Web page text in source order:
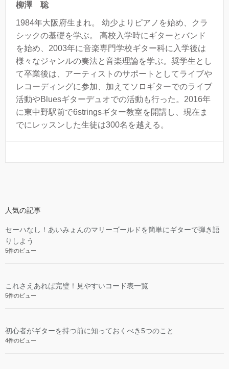
柳澤 聡
1984年大阪府生まれ。 幼少よりピアノを始め、クラ
シックの基礎を学ぶ。 高校入学時にギターとバンド
を始め、2003年に音楽専門学校ギター科に入学後は
様々なジャンルの奏法と音楽理論を学ぶ。奨学生とし
て卒業後は、アーティストのサポートとしてライブや
レコーディングに参加、加えてソロギターでのライブ
活動やBluesギターデュオでの活動も行った。2016年
に東中野駅前で6stringsギター教室を開講し、現在ま
でにレッスンした生徒は300名を越える。
人気の記事
セーハなし！あいみょんのマリーゴールドを簡単にギターで弾き語
りしよう
5件のビュー
これさえあれば完璧！見やすいコード表一覧
5件のビュー
初心者がギターを持つ前に知っておくべき5つのこと
4件のビュー